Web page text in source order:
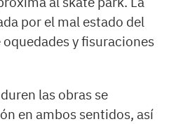
por el mal estado del
y fisuraciones
las obras se
en ambos sentidos, así